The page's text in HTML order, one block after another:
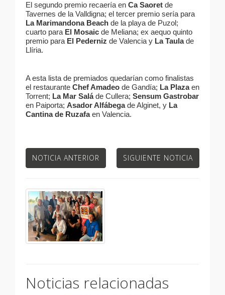
El segundo premio recaería en Ca Saoret de
Tavernes de la Valldigna; el tercer premio sería para
La Marimandona Beach de la playa de Puzol;
cuarto para El Mosaic de Meliana; ex aequo quinto
premio para El Pederniz de Valencia y La Taulade
Llíria.
A esta lista de premiados quedarían como finalistas
el restaurante Chef Amadeo de Gandía; La Plazaen
Torrent; La Mar Saláde Cullera; Sensum Gastrobar
en Paiporta; Asador Alfábegade Alginet, y La
Cantina de Ruzafaen Valencia.
NOTICIA ANTERIOR SIGUIENTE NOTICIA
Noticias relacionadas